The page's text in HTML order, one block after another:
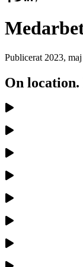
Publicerat 2023, maj
On